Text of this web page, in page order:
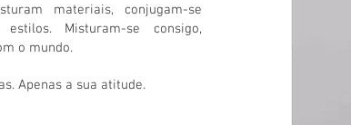
materiais, conjugam-se
Misturam-se consigo,
o mundo.
Apenas a sua atitude.